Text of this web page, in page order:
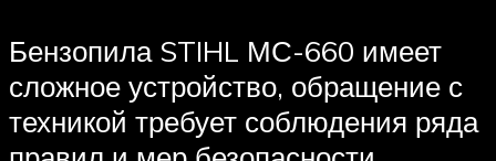
Бензопила STIHL МС-660 имеет
сложное устройство, обращение с
техникой требует соблюдения ряда